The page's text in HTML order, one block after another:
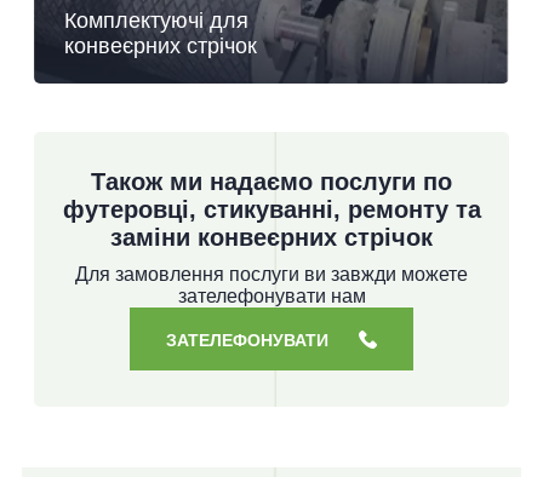
Комплектуючі для
конвеєрних стрічок
Також ми надаємо послуги по
футеровці, стикуванні, ремонту та
заміни конвеєрних стрічок
Для замовлення послуги ви завжди можете
зателефонувати нам
ЗАТЕЛЕФОНУВАТИ